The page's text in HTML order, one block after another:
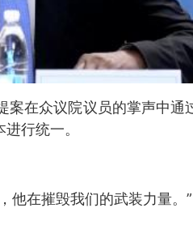
在众议院议员的掌声中通
行统一。
他在摧毁我们的武装力量。”